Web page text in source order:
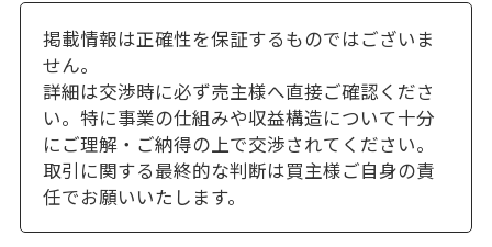
掲載情報は正確性を保証するものではございま
せん。
詳細は交渉時に必ず売主様へ直接ご確認くださ
い。特に事業の仕組みや収益構造について十分
にご理解・ご納得の上で交渉されてください。
取引に関する最終的な判断は買主様ご自身の責
任でお願いいたします。